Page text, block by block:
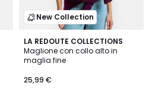
New Collection
LA REDOUTE COLLECTIONS
Maglione con collo alto in
maglia fine
25,99 €
4
Colori